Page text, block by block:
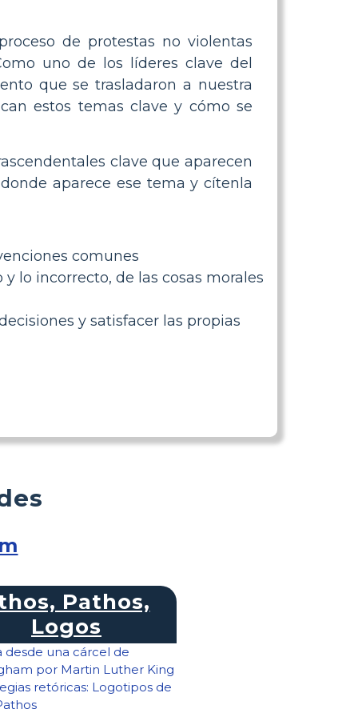
de protestas no violentas
uno de los líderes clave del
que se trasladaron a nuestra
estos temas clave y cómo se
clave que aparecen
aparece ese tema y cítenla
comunes
lo incorrecto, de las cosas morales
y satisfacer las propias
Pathos,
Logos